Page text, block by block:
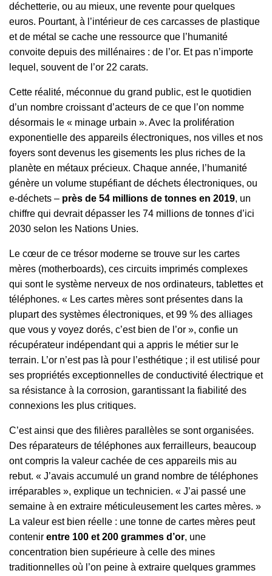
déchetterie, ou au mieux, une revente pour quelques
euros. Pourtant, à l’intérieur de ces carcasses de plastique
et de métal se cache une ressource que l’humanité
convoite depuis des millénaires : de l’or. Et pas n’importe
lequel, souvent de l’or 22 carats.
Cette réalité, méconnue du grand public, est le quotidien
d’un nombre croissant d’acteurs de ce que l’on nomme
désormais le « minage urbain ». Avec la prolifération
exponentielle des appareils électroniques, nos villes et nos
foyers sont devenus les gisements les plus riches de la
planète en métaux précieux. Chaque année, l’humanité
génère un volume stupéfiant de déchets électroniques, ou
e-déchets – près de 54 millions de tonnes en 2019, un
chiffre qui devrait dépasser les 74 millions de tonnes d’ici
2030 selon les Nations Unies.
Le cœur de ce trésor moderne se trouve sur les cartes
mères (motherboards), ces circuits imprimés complexes
qui sont le système nerveux de nos ordinateurs, tablettes et
téléphones. « Les cartes mères sont présentes dans la
plupart des systèmes électroniques, et 99 % des alliages
que vous y voyez dorés, c’est bien de l’or », confie un
récupérateur indépendant qui a appris le métier sur le
terrain. L’or n’est pas là pour l’esthétique ; il est utilisé pour
ses propriétés exceptionnelles de conductivité électrique et
sa résistance à la corrosion, garantissant la fiabilité des
connexions les plus critiques.
C’est ainsi que des filières parallèles se sont organisées.
Des réparateurs de téléphones aux ferrailleurs, beaucoup
ont compris la valeur cachée de ces appareils mis au
rebut. « J’avais accumulé un grand nombre de téléphones
irréparables », explique un technicien. « J’ai passé une
semaine à en extraire méticuleusement les cartes mères. »
La valeur est bien réelle : une tonne de cartes mères peut
contenir entre 100 et 200 grammes d’or, une
concentration bien supérieure à celle des mines
traditionnelles où l’on peine à extraire quelques grammes